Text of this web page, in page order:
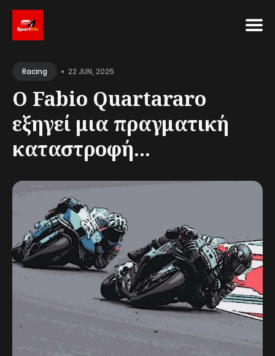
forRacing • 22 JUN, 2025
Ο Fabio Quartararo
εξηγεί μια πραγματική
καταστροφή...